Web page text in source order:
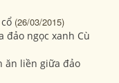
(26/03/2015)
đảo ngọc xanh Cù
ăn liền giữa đảo